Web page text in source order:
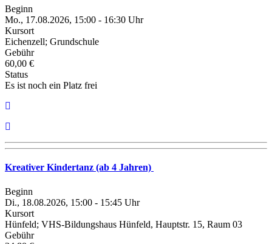
Beginn
Mo., 17.08.2026, 15:00 - 16:30 Uhr
Kursort
Eichenzell; Grundschule
Gebühr
60,00 €
Status
Es ist noch ein Platz frei
Kreativer Kindertanz (ab 4 Jahren)
Beginn
Di., 18.08.2026, 15:00 - 15:45 Uhr
Kursort
Hünfeld; VHS-Bildungshaus Hünfeld, Hauptstr. 15, Raum 03
Gebühr